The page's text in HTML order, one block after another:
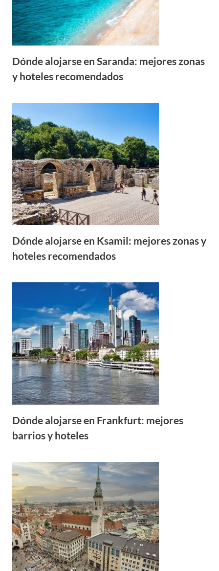
Dónde alojarse en Saranda: mejores zonas
y hoteles recomendados
Dónde alojarse en Ksamil: mejores zonas y
hoteles recomendados
Dónde alojarse en Frankfurt: mejores
barrios y hoteles